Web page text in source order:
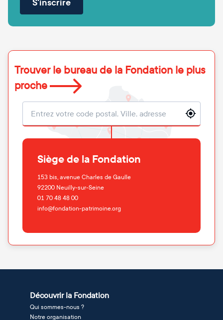
S'inscrire
Trouver le bureau de la Fondation le plus
proche
Localisation
Siège de la Fondation
153 bis, avenue Charles de Gaulle
92200 Neuilly-sur-Seine
01 70 48 48 00
info@fondation-patrimoine.org
Découvrir la Fondation
Qui sommes-nous ?
Notre organisation